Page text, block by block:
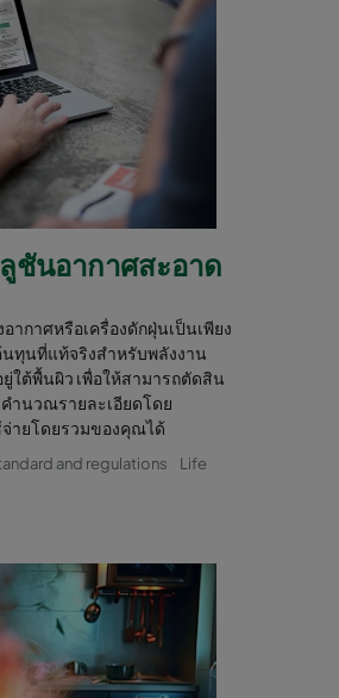
ชันอากาศสะอาด
ากาศหรือเครื่องดักฝุ่นเป็นเพียง
ทุนที่แท้จริงสำหรับพลังงาน
ใต้พื้นผิว เพื่อให้สามารถตัดสิน
ำนวณรายละเอียดโดย
ายโดยรวมของคุณได้
and regulations
Life